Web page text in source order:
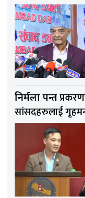
निर्मला पन्त
सांसदहरुलाई